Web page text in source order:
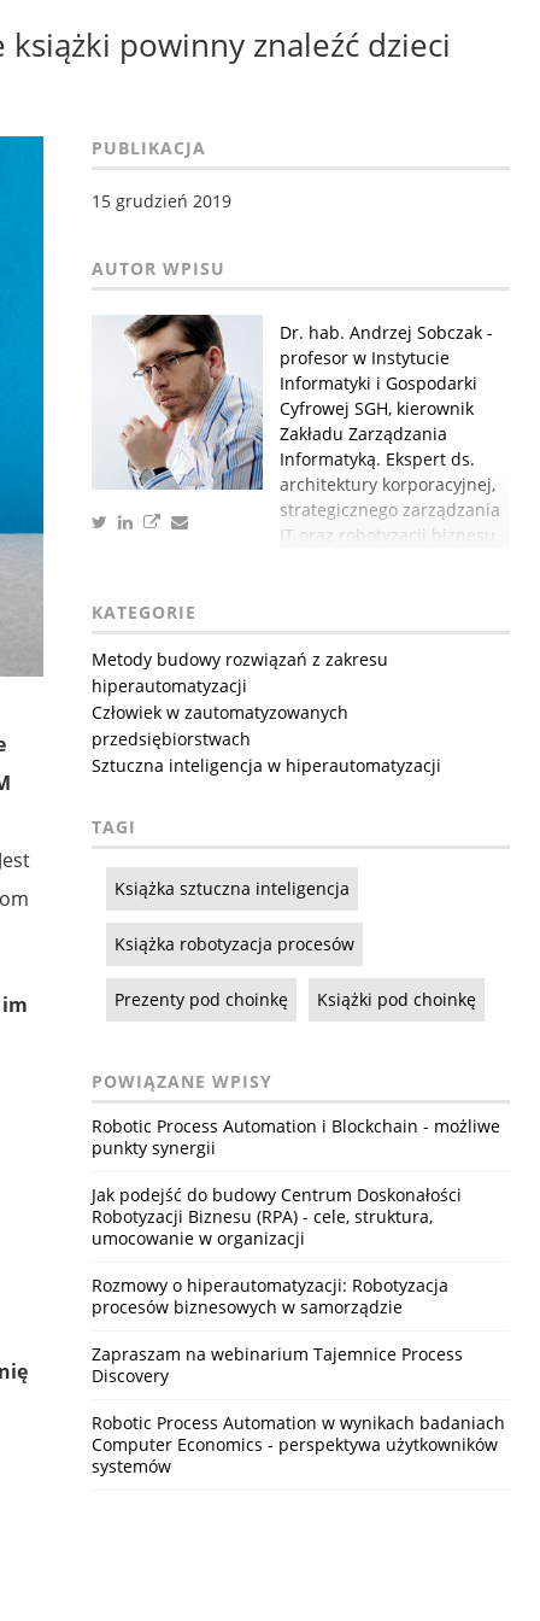
powinny znaleźć dzieci
PUBLIKACJA
15 grudzień 2019
Dr. hab. Andrzej Sobczak -
profesor w Instytucie
Informatyki i Gospodarki
Cyfrowej SGH, kierownik
Zakładu Zarządzania
Informatyką. Ekspert ds.
architektury korporacyjnej,
strategicznego zarządzania
IT oraz robotyzacji biznesu.
KATEGORIE
Metody budowy rozwiązań z zakresu
hiperautomatyzacji
Człowiek w zautomatyzowanych
przedsiębiorstwach
Sztuczna inteligencja w hiperautomatyzacji
TAGI
Książka sztuczna inteligencja
Książka robotyzacja procesów
Prezenty pod choinkę Książki pod choinkę
POWIĄZANE WPISY
Robotic Process Automation i Blockchain - możliwe
punkty synergii
Jak podejść do budowy Centrum Doskonałości
Robotyzacji Biznesu (RPA) - cele, struktura,
umocowanie w organizacji
Rozmowy o hiperautomatyzacji: Robotyzacja
procesów biznesowych w samorządzie
Zapraszam na webinarium Tajemnice Process
Discovery
Robotic Process Automation w wynikach badaniach
Computer Economics - perspektywa użytkowników
systemów